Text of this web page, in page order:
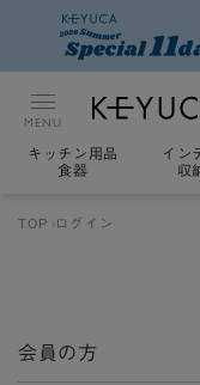
MENU
キッチン用品
食器
イン
収
TOP ログイン
会員の方